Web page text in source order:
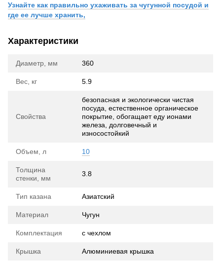
Узнайте как правильно ухаживать за чугунной посудой и
где ее лучше хранить,
Характеристики
Диаметр, мм 360
Вес, кг 5.9
Свойства
безопасная и экологически чистая
посуда, естественное органическое
покрытие, обогащает еду ионами
железа, долговечный и
износостойкий
Объем, л 10
Толщина
стенки, мм
3.8
Тип казана Азиатский
Материал Чугун
Комплектация с чехлом
Крышка Алюминиевая крышка